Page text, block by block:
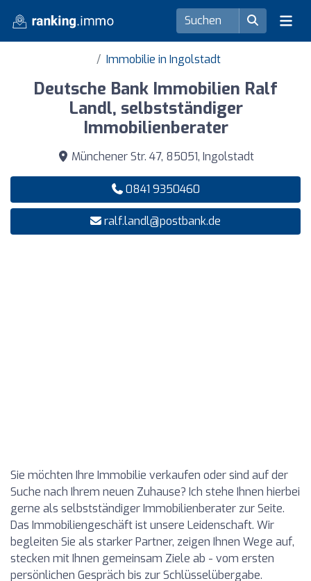
Immobilie in Ingolstadt
Deutsche Bank Immobilien Ralf
Landl, selbstständiger
Immobilienberater
Münchener Str. 47, 85051, Ingolstadt
0841 9350460
ralf.landl@postbank.de
Sie möchten Ihre Immobilie verkaufen oder sind auf der
Suche nach Ihrem neuen Zuhause? Ich stehe Ihnen hierbei
gerne als selbstständiger Immobilienberater zur Seite.
Das Immobiliengeschäft ist unsere Leidenschaft. Wir
begleiten Sie als starker Partner, zeigen Ihnen Wege auf,
stecken mit Ihnen gemeinsam Ziele ab - vom ersten
persönlichen Gespräch bis zur Schlüsselübergabe.